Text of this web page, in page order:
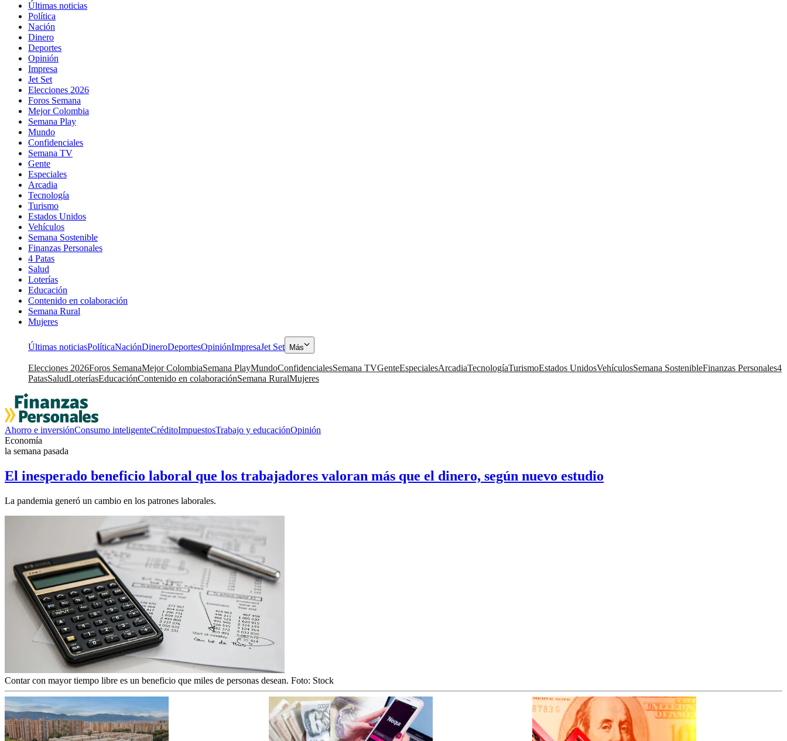
Últimas noticias
Política
Nación
Dinero
Deportes
Opinión
Impresa
Jet Set
Elecciones 2026
Foros Semana
Mejor Colombia
Semana Play
Mundo
Confidenciales
Semana TV
Gente
Especiales
Arcadia
Tecnología
Turismo
Estados Unidos
Vehículos
Semana Sostenible
Finanzas Personales
4 Patas
Salud
Loterías
Educación
Contenido en colaboración
Semana Rural
Mujeres
Últimas noticiasPolíticaNaciónDineroDeportesOpiniónImpresaJet Set Más
Elecciones 2026Foros SemanaMejor ColombiaSemana PlayMundoConfidencialesSemana TVGenteEspecialesArcadiaTecnologíaTurismoEstados UnidosVehículosSemana SostenibleFinanzas Personales4
PatasSaludLoteríasEducaciónContenido en colaboraciónSemana RuralMujeres
Ahorro e inversiónConsumo inteligenteCréditoImpuestosTrabajo y educaciónOpinión
Economía
la semana pasada
El inesperado beneficio laboral que los trabajadores valoran más que el dinero, según nuevo estudio
La pandemia generó un cambio en los patrones laborales.
Contar con mayor tiempo libre es un beneficio que miles de personas desean. Foto: Stock